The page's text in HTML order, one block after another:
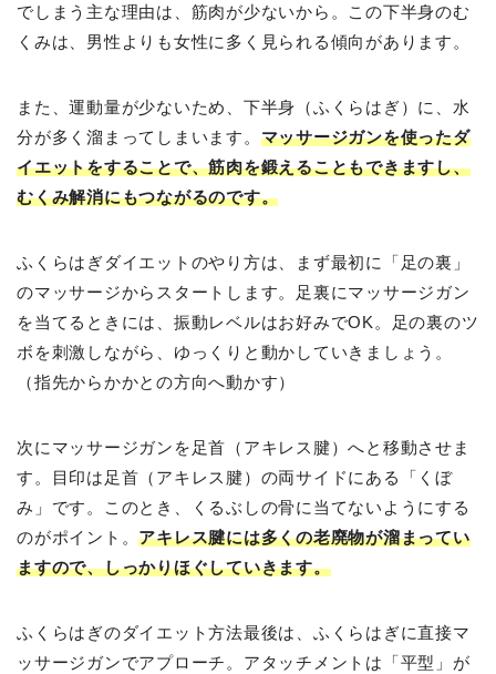
でしまう主な理由は、筋肉が少ないから。この下半身のむ
くみは、男性よりも女性に多く見られる傾向があります。
また、運動量が少ないため、下半身（ふくらはぎ）に、水
分が多く溜まってしまいます。 マッサージガンを使ったダ
イエットをすることで、筋肉を鍛えることもできますし、
むくみ解消にもつながるのです。
ふくらはぎダイエットのやり方は、まず最初に「足の裏」
のマッサージからスタートします。足裏にマッサージガン
を当てるときには、振動レベルはお好みでOK。足の裏のツ
ボを刺激しながら、ゆっくりと動かしていきましょう。
（指先からかかとの方向へ動かす）
次にマッサージガンを足首（アキレス腱）へと移動させま
す。目印は足首（アキレス腱）の両サイドにある「くぼ
み」です。このとき、くるぶしの骨に当てないようにする
のがポイント。アキレス腱には多くの老廃物が溜まってい
ますので、しっかりほぐしていきます。
ふくらはぎのダイエット方法最後は、ふくらはぎに直接マ
ッサージガンでアプローチ。アタッチメントは「平型」が